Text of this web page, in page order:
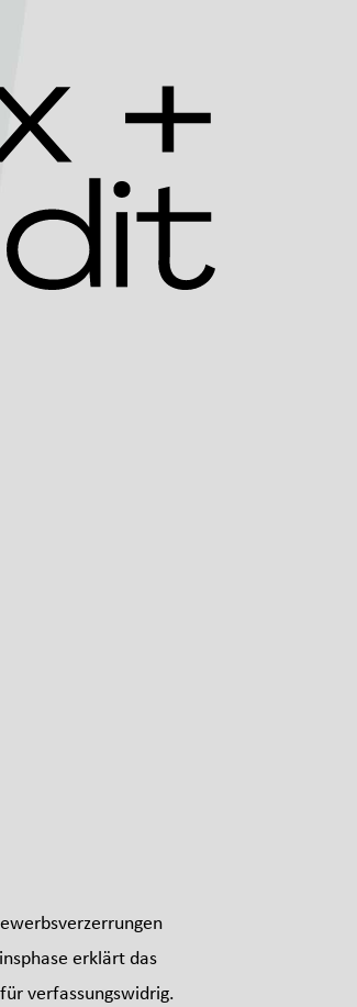
erklärt das
verfassungswidrig.